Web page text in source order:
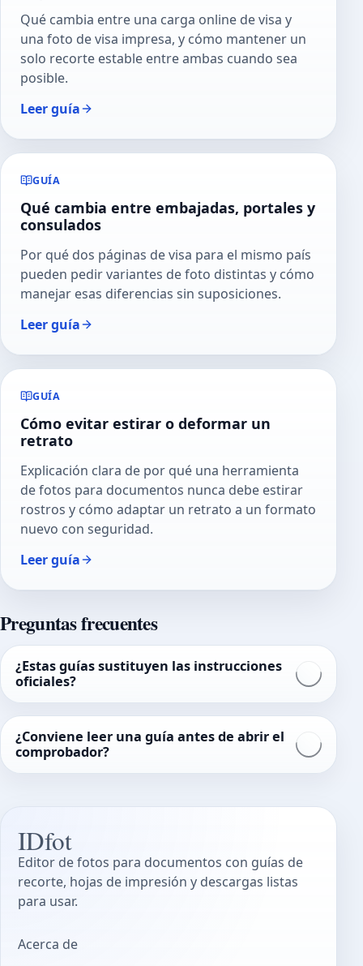
Qué cambia entre una carga online de visa y
una foto de visa impresa, y cómo mantener un
solo recorte estable entre ambas cuando sea
posible.
Leer guía
GUÍA
Qué cambia entre embajadas, portales y
consulados
Por qué dos páginas de visa para el mismo país
pueden pedir variantes de foto distintas y cómo
manejar esas diferencias sin suposiciones.
Leer guía
GUÍA
Cómo evitar estirar o deformar un
retrato
Explicación clara de por qué una herramienta
de fotos para documentos nunca debe estirar
rostros y cómo adaptar un retrato a un formato
nuevo con seguridad.
Leer guía
Preguntas frecuentes
¿Estas guías sustituyen las instrucciones
oficiales?
¿Conviene leer una guía antes de abrir el
comprobador?
IDfot
Editor de fotos para documentos con guías de
recorte, hojas de impresión y descargas listas
para usar.
Acerca de